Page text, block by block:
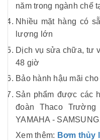
năm trong ngành chế
Nhiều mặt hàng có
lượng lớn
Dịch vụ sửa chữa, tư
48 giờ
Bảo hành hậu mãi
Sản phẩm được các
đoàn Thaco
YAMAHA -
Xem thêm: Bơm thủy